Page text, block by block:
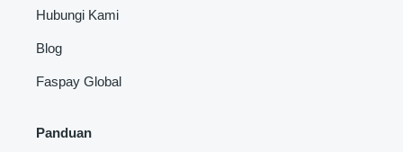
Hubungi Kami
Blog
Faspay Global
Panduan